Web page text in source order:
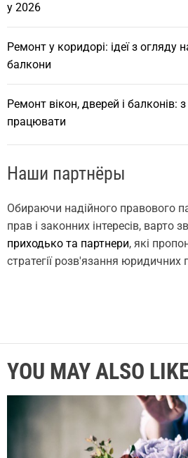
у 2026
Ремонт у коридорі: ідеї з огляду
балкони
Ремонт вікон, дверей і балконів:
працювати
Наши партнёры
Обираючи надійного правового
прав і законних інтересів, варто
приходько та партнери, які
стратегії розв'язання юридичних
YOU MAY ALSO